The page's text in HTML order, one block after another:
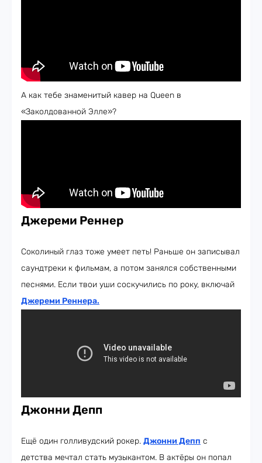
А как тебе знаменитый кавер на Queen в
«Заколдованной Элле»?
Джереми Реннер
Соколиный глаз тоже умеет петь! Раньше он записывал
саундтреки к фильмам, а потом занялся собственными
песнями. Если твои уши соскучились по року, включай
Джереми Реннера.
Джонни Депп
Ещё один голливудский рокер. Джонни Депп с
детства мечтал стать музыкантом. В актёры он попал